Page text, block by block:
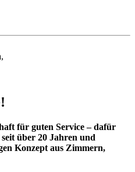
für guten Service – dafür
über 20 Jahren und
Konzept aus Zimmern,